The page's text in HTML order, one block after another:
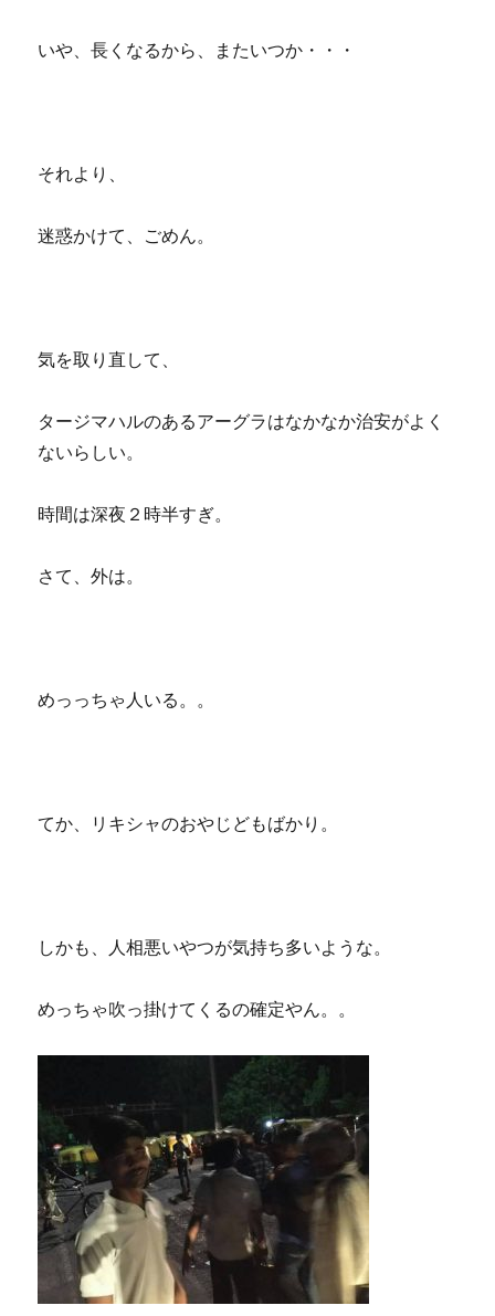
いや、長くなるから、またいつか・・・
それより、
迷惑かけて、ごめん。
気を取り直して、
タージマハルのあるアーグラはなかなか治安がよく
ないらしい。
時間は深夜２時半すぎ。
さて、外は。
めっっちゃ人いる。。
てか、リキシャのおやじどもばかり。
しかも、人相悪いやつが気持ち多いような。
めっちゃ吹っ掛けてくるの確定やん。。